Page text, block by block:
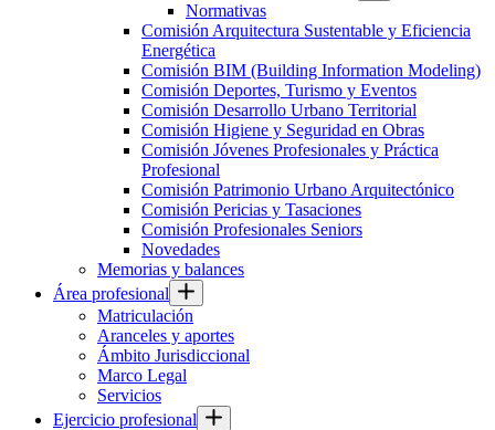
Normativas
Comisión Arquitectura Sustentable y Eficiencia
Energética
Comisión BIM (Building Information Modeling)
Comisión Deportes, Turismo y Eventos
Comisión Desarrollo Urbano Territorial
Comisión Higiene y Seguridad en Obras
Comisión Jóvenes Profesionales y Práctica
Profesional
Comisión Patrimonio Urbano Arquitectónico
Comisión Pericias y Tasaciones
Comisión Profesionales Seniors
Novedades
Memorias y balances
Área profesional
Matriculación
Aranceles y aportes
Ámbito Jurisdiccional
Marco Legal
Servicios
Ejercicio profesional